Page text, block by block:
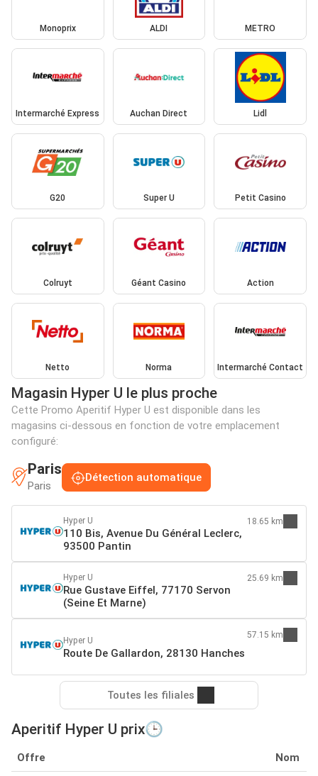
Monoprix ALDI METRO
Intermarché Express Auchan Direct Lidl
G20 Super U Petit Casino
Colruyt Géant Casino Action
Netto Norma Intermarché Contact
Magasin Hyper U le plus proche
Cette Promo Aperitif Hyper U est disponible dans les
magasins ci-dessous en fonction de votre emplacement
configuré:
Paris
Paris
Détection automatique
Hyper U
110 Bis, Avenue Du Général Leclerc,
93500 Pantin
18.65 km
Hyper U
Rue Gustave Eiffel, 77170 Servon
(Seine Et Marne)
25.69 km
Hyper U
Route De Gallardon, 28130 Hanches
57.15 km
Toutes les filiales
Aperitif Hyper U prix🕒
Offre Nom